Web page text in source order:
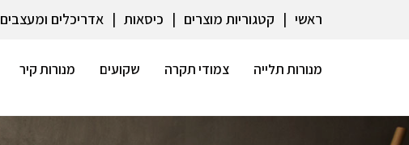
ראשי קטגוריות מוצרים כיסאות אדריכלים ומעצבים
מנורות תלייה צמודי תקרה שקועים מנורות קיר